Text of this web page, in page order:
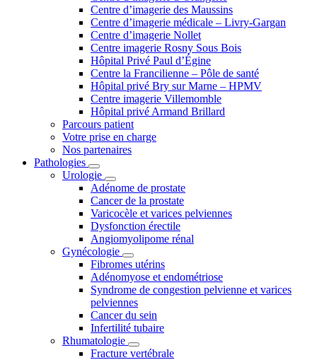
Centre d’imagerie des Maussins
Centre d’imagerie médicale – Livry-Gargan
Centre d’imagerie Nollet
Centre imagerie Rosny Sous Bois
Hôpital Privé Paul d’Égine
Centre la Francilienne – Pôle de santé
Hôpital privé Bry sur Marne – HPMV
Centre imagerie Villemomble
Hôpital privé Armand Brillard
Parcours patient
Votre prise en charge
Nos partenaires
Pathologies
Urologie
Adénome de prostate
Cancer de la prostate
Varicocèle et varices pelviennes
Dysfonction érectile
Angiomyolipome rénal
Gynécologie
Fibromes utérins
Adénomyose et endométriose
Syndrome de congestion pelvienne et varices
pelviennes
Cancer du sein
Infertilité tubaire
Rhumatologie
Fracture vertébrale